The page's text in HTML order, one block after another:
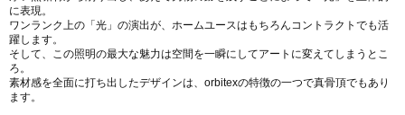
に表現。
ワンランク上の「光」の演出が、ホームユースはもちろんコントラクトでも活
躍します。
そして、この照明の最大な魅力は空間を一瞬にしてアートに変えてしまうとこ
ろ。
素材感を全面に打ち出したデザインは、orbitexの特徴の一つで真骨頂でもあり
ます。